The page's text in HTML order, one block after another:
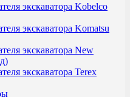
экскаватора Kobelco
экскаватора Komatsu
экскаватора New
экскаватора Terex